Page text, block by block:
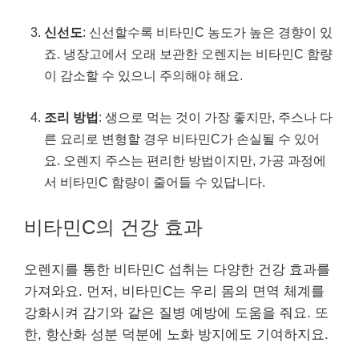
신선도: 신선할수록 비타민C 농도가 높은 경향이 있
죠. 냉장고에서 오래 보관한 오렌지는 비타민C 함량
이 감소할 수 있으니 주의해야 해요.
조리 방법: 생으로 먹는 것이 가장 좋지만, 주스나 다
른 요리로 변형할 경우 비타민C가 손실될 수 있어
요. 오렌지 주스는 편리한 방법이지만, 가공 과정에
서 비타민C 함량이 줄어들 수 있답니다.
비타민C의 건강 효과
오렌지를 통한 비타민C 섭취는 다양한 건강 효과를
가져와요. 먼저, 비타민C는 우리 몸의 면역 체계를
강화시켜 감기와 같은 질병 예방에 도움을 줘요. 또
한, 항산화 성분 덕분에 노화 방지에도 기여하지요.